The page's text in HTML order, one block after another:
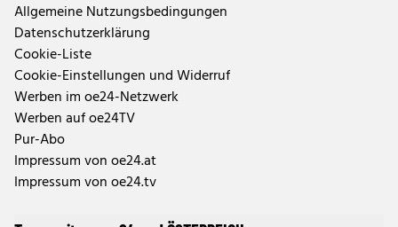
Allgemeine Nutzungsbedingungen
Datenschutzerklärung
Cookie-Liste
Cookie-Einstellungen und Widerruf
Werben im oe24-Netzwerk
Werben auf oe24TV
Pur-Abo
Impressum von oe24.at
Impressum von oe24.tv